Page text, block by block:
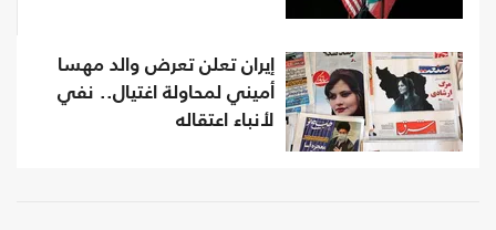
إيران تعلن تعرض والد مهسا
أميني لمحاولة اغتيال.. نفي
لأنباء اعتقاله